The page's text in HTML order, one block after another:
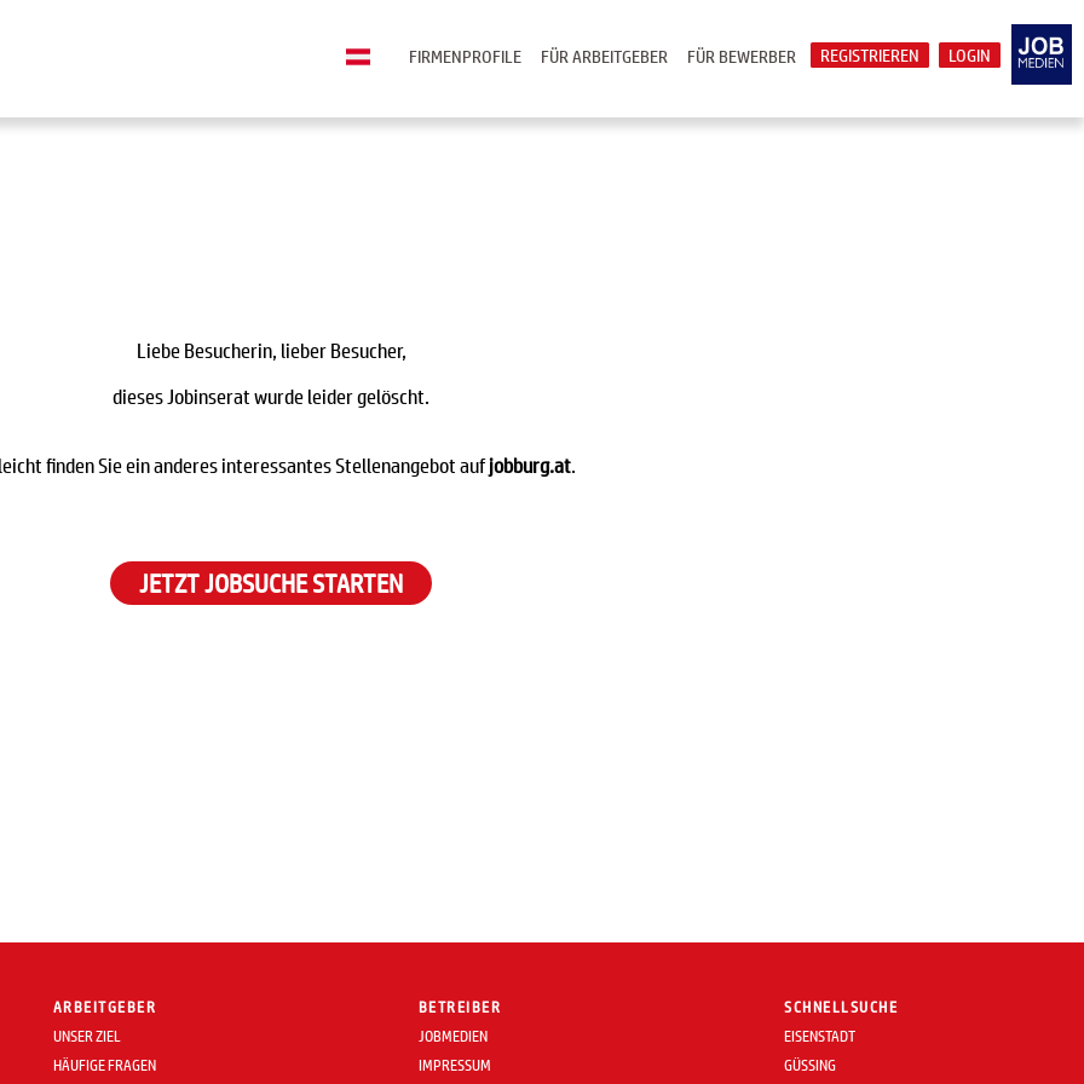
LOGIN
REGISTRIEREN
FÜR BEWERBER
FÜR ARBEITGEBER
FIRMENPROFILE
Liebe Besucherin, lieber Besucher,
dieses Jobinserat wurde leider gelöscht.
finden Sie ein anderes interessantes Stellenangebot aufjobburg.at.
JETZT JOBSUCHE STARTEN
ARBEITGEBER
UNSER ZIEL
HÄUFIGE FRAGEN
BETREIBER
JOBMEDIEN
IMPRESSUM
SCHNELLSUCHE
EISENSTADT
GÜSSING